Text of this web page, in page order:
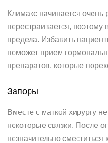
Климакс начинается очень
перестраивается,
предела. Избавить
поможет прием
препаратов, которые
Запоры
Вместе с маткой хирургу
некоторые связки. После
незначительно